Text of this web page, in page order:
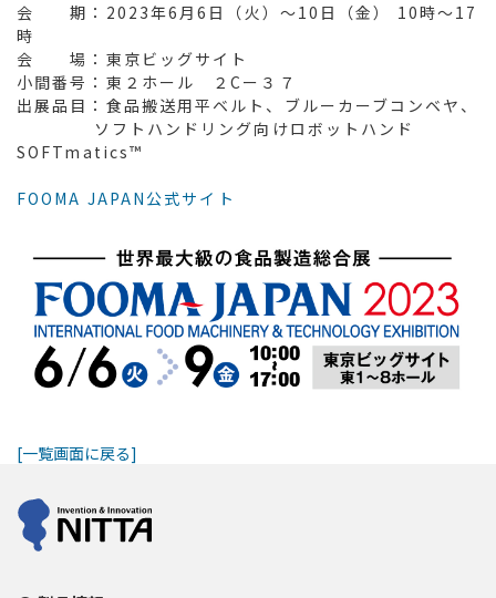
会 期：2023年6月6日（火）～10日（金） 10時～17
時
会 場：東京ビッグサイト
小間番号：東２ホール ２Cー３７
出展品目：食品搬送用平ベルト、ブルーカーブコンベヤ、
ソフトハンドリング向けロボットハンド
SOFTmatics™
FOOMA JAPAN公式サイト
[一覧画面に戻る]